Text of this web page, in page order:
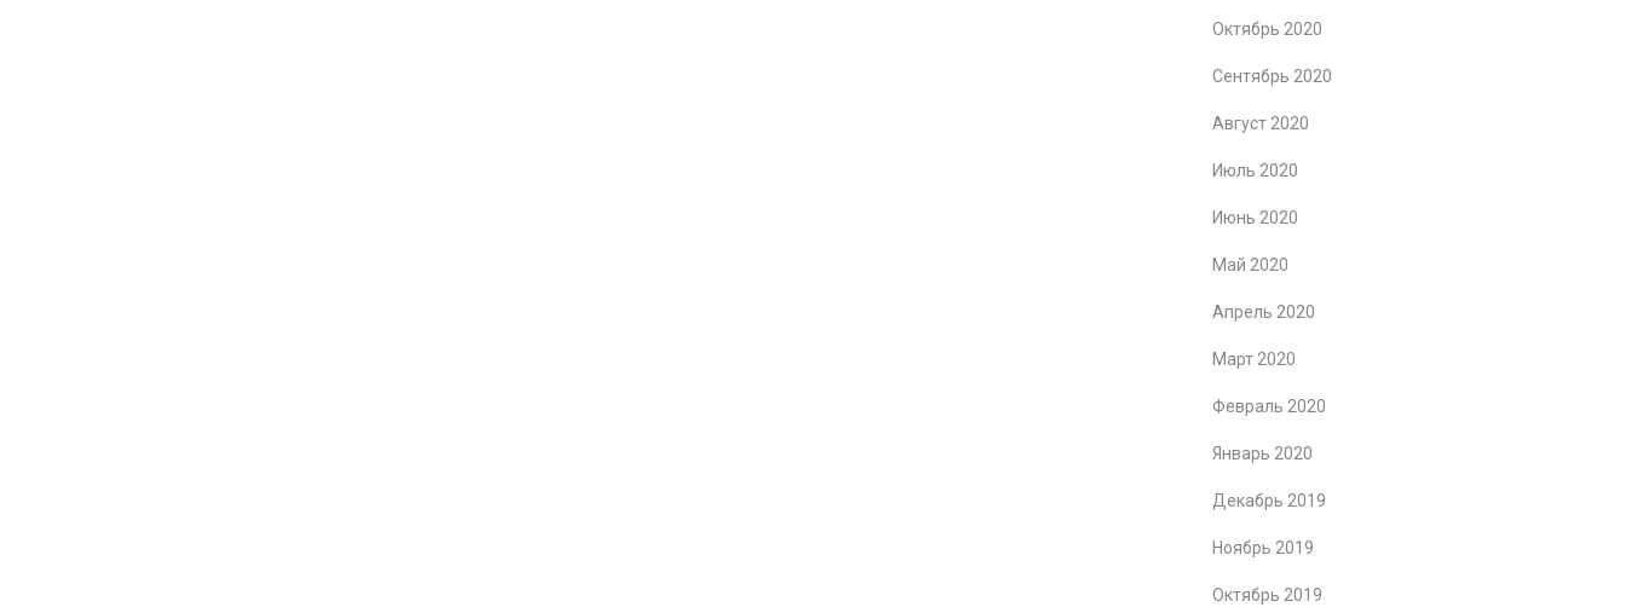
Октябрь 2020
Сентябрь 2020
Август 2020
Июль 2020
Июнь 2020
Май 2020
Апрель 2020
Март 2020
Февраль 2020
Январь 2020
Декабрь 2019
Ноябрь 2019
Октябрь 2019